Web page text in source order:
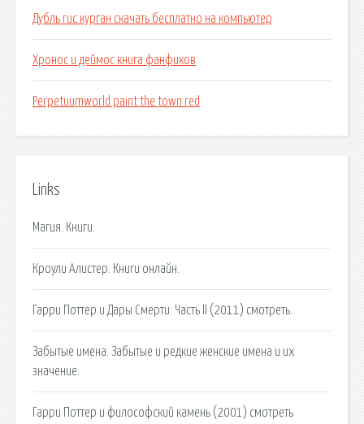
Дубль гис курган скачать бесплатно на компьютер
Хронос и деймос книга фанфиков
Perpetuumworld paint the town red
Links
Магия. Книги.
Кроули Алистер. Книги онлайн.
Гарри Поттер и Дары Смерти: Часть II (2011) смотреть.
Забытые имена. Забытые и редкие женские имена и их
значение.
Гарри Поттер и философский камень (2001) смотреть